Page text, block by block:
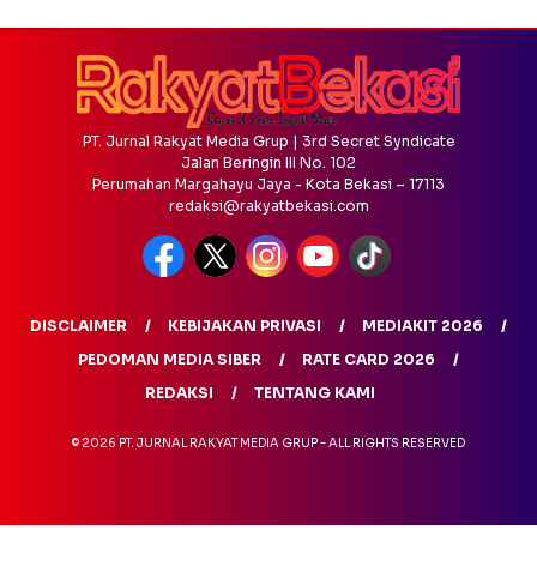
PT. Jurnal Rakyat Media Grup | 3rd Secret Syndicate
Jalan Beringin III No. 102
Perumahan Margahayu Jaya - Kota Bekasi – 17113
redaksi@rakyatbekasi.com
DISCLAIMER KEBIJAKAN PRIVASI
MEDIAKIT 2026
PEDOMAN MEDIA SIBER
RATE CARD 2026
REDAKSI
TENTANG KAMI
© 2026 PT. JURNAL RAKYAT MEDIA GRUP - ALL RIGHTS RESERVED